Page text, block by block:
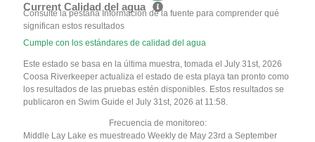
Current Calidad del agua
Consulte la pestaña Información de la fuente para comprender qué
significan estos resultados
Cumple con los estándares de calidad del agua
Este estado se basa en la última muestra, tomada el July 31st, 2026
Coosa Riverkeeper actualiza el estado de esta playa tan pronto como
los resultados de las pruebas estén disponibles. Estos resultados se
publicaron en Swim Guide el July 31st, 2026 at 11:58.
Frecuencia de monitoreo:
Middle Lay Lake es muestreado Weekly de May 23rd a September